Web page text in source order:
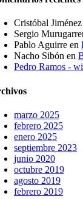
Cristóbal
Sergio
Pablo Aguirre en
Nacho Sibón en
Pedro Ramos -
marzo 2025
febrero 2025
enero 2025
septiembre 2023
junio 2020
octubre 2019
agosto 2019
febrero 2019